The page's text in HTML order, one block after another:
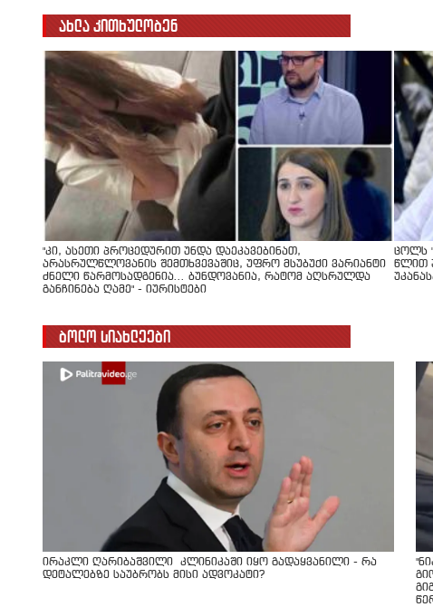
ახლა კითხულობენ
"კი, ასეთი პროცედურით უნდა დაეკავებინათ,
არასრულწლოვანის შემთხვევაშიც, უფრო მსუბუქი ვარიანტი
ძნელი წარმოსადგენია... ბუნდოვანია, რატომ აღსრულდა
განჩინება ღამე" - იურისტები
ცოლს
წლით
ბოლო სიახლეები
ირაკლი ღარიბაშვილი კლინიკაში იყო გადაყვანილი - რა
დეტალებზე საუბრობს მისი ადვოკატი?